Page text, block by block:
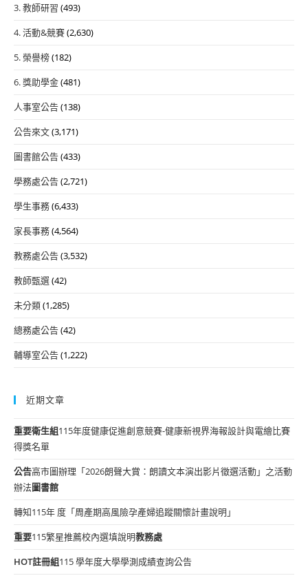
3. 教師研習 (493)
4. 活動&競賽(2,630)
5. 榮譽榜(182)
6. 獎助學金(481)
人事室公告(138)
公告來文(3,171)
圖書館公告(433)
學務處公告(2,721)
學生事務(6,433)
家長事務(4,564)
教務處公告(3,532)
教師甄選(42)
未分類(1,285)
總務處公告(42)
輔導室公告(1,222)
近期文章
重要衛生組115年度健康促進創意競賽-健康新視界海報設計與電繪比賽
得獎名單
公告高市圖辦理「2026朗聲大賞：朗讀文本演出影片徵選活動」之活動
辦法圖書館
轉知115年 度「周產期高風險孕產婦追蹤關懷計畫說明」
重要115繁星推薦校內選填說明教務處
HOT註冊組115 學年度大學學測成績查詢公告